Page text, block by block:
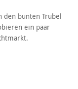
den bunten Trubel
ein paar